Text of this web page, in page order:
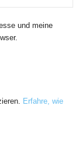
und meine
Erfahre, wie